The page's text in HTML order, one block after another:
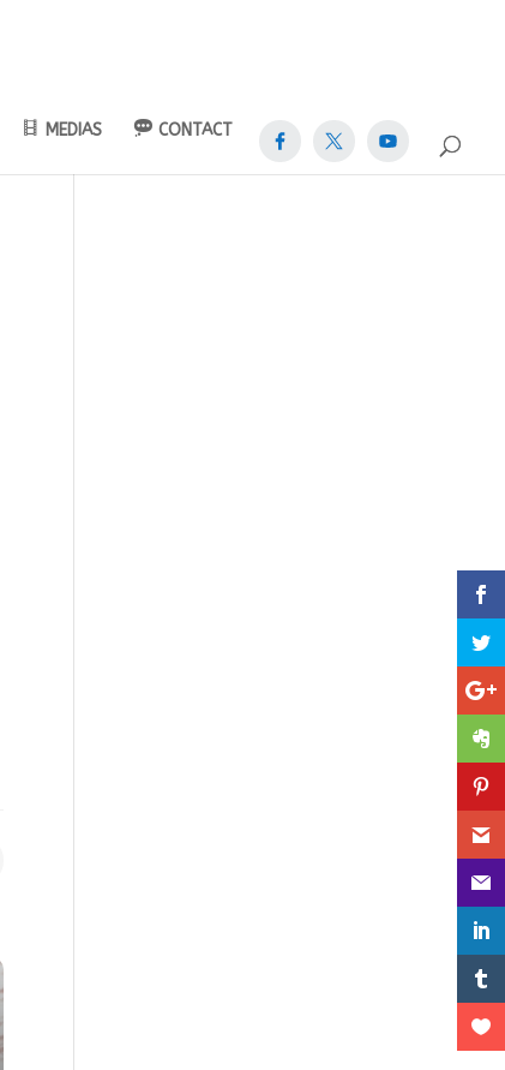
MEDIAS CONTACT